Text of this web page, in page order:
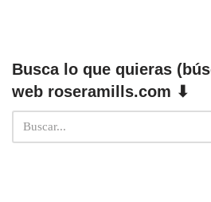
Busca lo que quieras
web roseramills.com ⬇